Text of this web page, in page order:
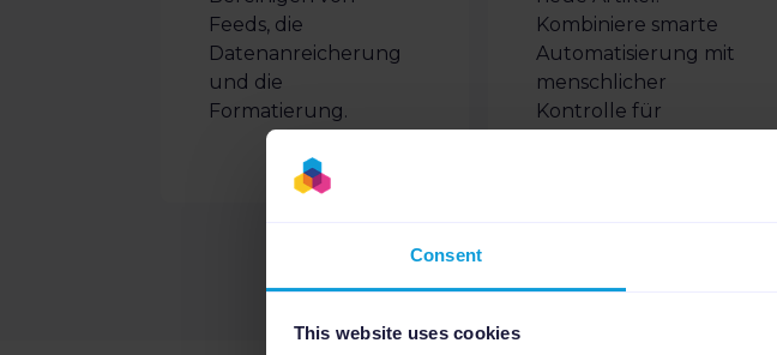
Consent
This website uses cookies
Feeds, die
Datenanreicherung
und die
Formatierung.
Kombiniere smarte
Automatisierung mit
menschlicher
Kontrolle für